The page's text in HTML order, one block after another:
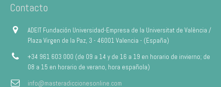
Contacto
ADEIT Fundación Universidad-Empresa de la Universitat de València /
Plaza Virgen de la Paz, 3 - 46001 Valencia - (España)
+34 961 603 000 (de 09 a 14 y de 16 a 19 en horario de invierno; de
08 a 15 en horario de verano, hora española)
info@masteradiccionesonline.com